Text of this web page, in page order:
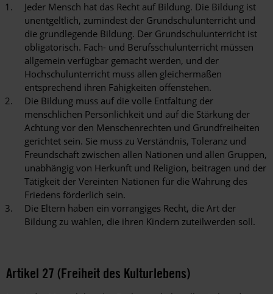
Jeder Mensch hat das Recht auf Bildung. Die Bildung ist
unentgeltlich, zumindest der Grundschulunterricht und
die grundlegende Bildung. Der Grundschulunterricht ist
obligatorisch. Fach- und Berufsschulunterricht müssen
allgemein verfügbar gemacht werden, und der
Hochschulunterricht muss allen gleichermaßen
entsprechend ihren Fähigkeiten offenstehen.
Die Bildung muss auf die volle Entfaltung der
menschlichen Persönlichkeit und auf die Stärkung der
Achtung vor den Menschenrechten und Grundfreiheiten
gerichtet sein. Sie muss zu Verständnis, Toleranz und
Freundschaft zwischen allen Nationen und allen Gruppen,
unabhängig von Herkunft und Religion, beitragen und der
Tätigkeit der Vereinten Nationen für die Wahrung des
Friedens förderlich sein.
Die Eltern haben ein vorrangiges Recht, die Art der
Bildung zu wählen, die ihren Kindern zuteilwerden soll.
Artikel 27 (Freiheit des Kulturlebens)